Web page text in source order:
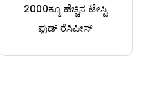
2000ಕ್ಕೂ ಹೆಚ್ಚಿನ ಟೇಸ್ಟಿ
ಫುಡ್ ರೆಸಿಪೀಸ್